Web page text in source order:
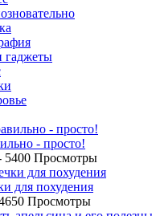
гаджеты
- просто!
5400 Просмотры
для похудения
Просмотры